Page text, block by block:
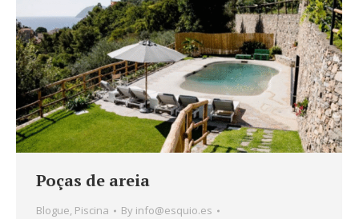
Poças de areia
Blogue, Piscina By info@esquio.es